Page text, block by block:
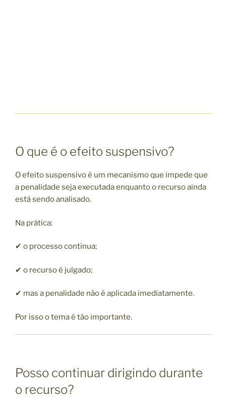
O que é o efeito suspensivo?
O efeito suspensivo é um mecanismo que impede que
a penalidade seja executada enquanto o recurso ainda
está sendo analisado.
Na prática:
✔ o processo continua;
✔ o recurso é julgado;
✔ mas a penalidade não é aplicada imediatamente.
Por isso o tema é tão importante.
Posso continuar dirigindo durante
o recurso?